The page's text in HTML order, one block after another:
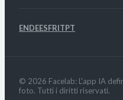
ENDEESFRITPT
© 2026 Facelab: L'app IA
foto. Tutti i diritti riservati.